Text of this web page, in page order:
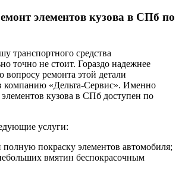
элементов кузова в СПб по
транспортного средства
точно не стоит. Гораздо надежнее
вопросу ремонта этой детали
компанию «Дельта-Сервис». Именно
элементов кузова в СПб доступен по
услуги:
покраску элементов автомобиля;
вмятин беспокрасочным